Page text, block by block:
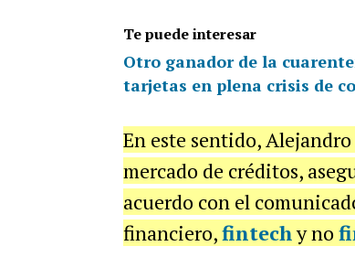
Te puede interesar
Otro ganador de la
tarjetas en plena crisis de
En este sentido,
mercado de créditos,
acuerdo con el
financiero,fintechy no